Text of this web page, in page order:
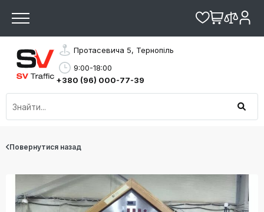
Протасевича 5, Тернопіль
9:00-18:00
+380 (96) 000-77-39
Повернутися назад